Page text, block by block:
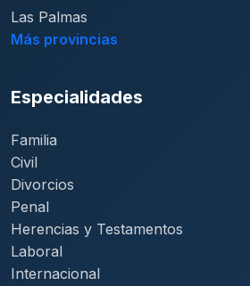
Las Palmas
Más provincias
Especialidades
Familia
Civil
Divorcios
Penal
Herencias y Testamentos
Laboral
Internacional